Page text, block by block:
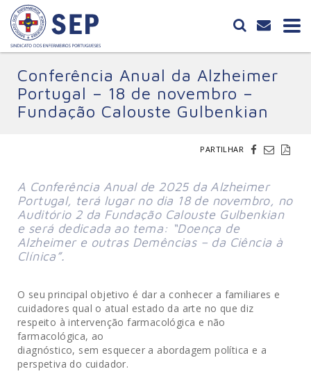
Conferência Anual da Alzheimer
Portugal – 18 de novembro –
Fundação Calouste Gulbenkian
PARTILHAR
A Conferência Anual de 2025 da Alzheimer
Portugal, terá lugar no dia 18 de novembro, no
Auditório 2 da Fundação Calouste Gulbenkian
e será dedicada ao tema: “Doença de
Alzheimer e outras Demências – da Ciência à
Clínica”.
O seu principal objetivo é dar a conhecer a familiares e
cuidadores qual o atual estado da arte no que diz
respeito à intervenção farmacológica e não
farmacológica, ao
diagnóstico, sem esquecer a abordagem política e a
perspetiva do cuidador.